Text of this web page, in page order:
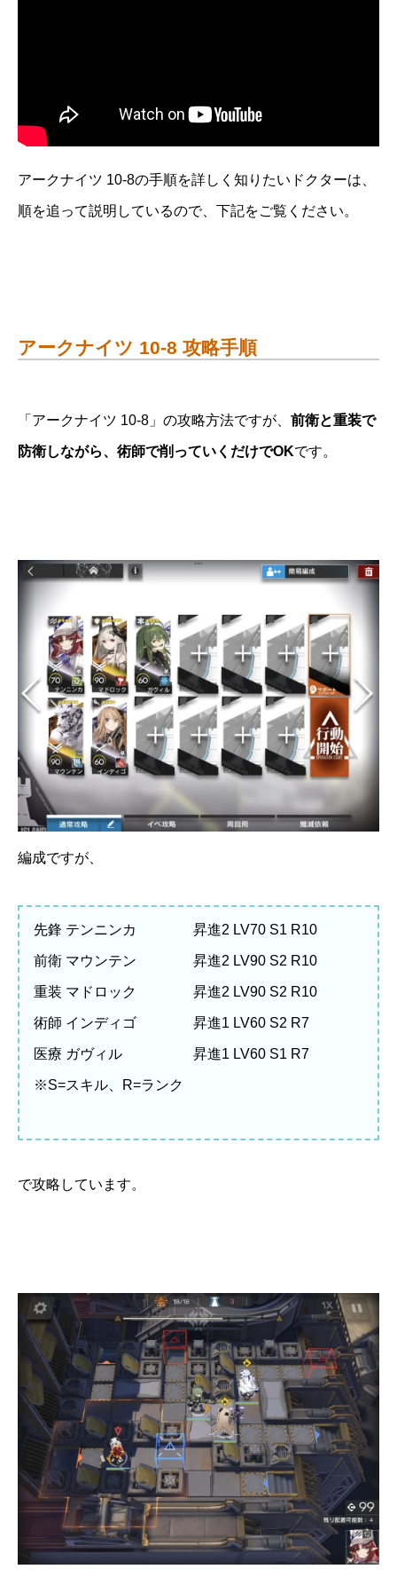
アークナイツ 10-8の手順を詳しく知りたいドクターは、
順を追って説明しているので、下記をご覧ください。
アークナイツ 10-8 攻略手順
「アークナイツ 10-8」の攻略方法ですが、 前衛と重装で
防衛しながら、術師で削っていくだけでOKです。
編成ですが、
先鋒 テンニンカ 昇進2 LV70 S1 R10
前衛 マウンテン 昇進2 LV90 S2 R10
重装 マドロック 昇進2 LV90 S2 R10
術師 インディゴ 昇進1 LV60 S2 R7
医療 ガヴィル 昇進1 LV60 S1 R7
※S=スキル、R=ランク
で攻略しています。